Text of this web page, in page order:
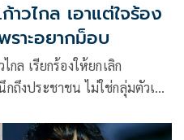
วไกล เอาแต่ใจร้อง
ราะอยากม็อบ
กล เรียกร้องให้ยกเลิก
ถึงประชาชน ไม่ใช่กลุ่มตัวเอง